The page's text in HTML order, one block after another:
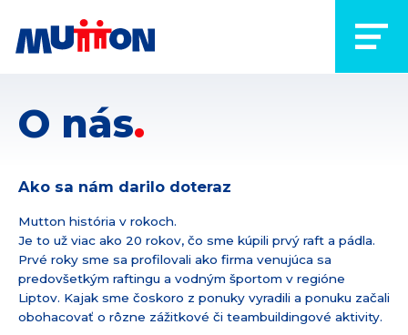
O nás
Ako sa nám darilo doteraz
Mutton história v rokoch.
Je to už viac ako 20 rokov, čo sme kúpili prvý raft a pádla.
Prvé roky sme sa profilovali ako firma venujúca sa
predovšetkým raftingu a vodným športom v regióne
Liptov. Kajak sme čoskoro z ponuky vyradili a ponuku začali
obohacovať o rôzne zážitkové či teambuildingové aktivity.